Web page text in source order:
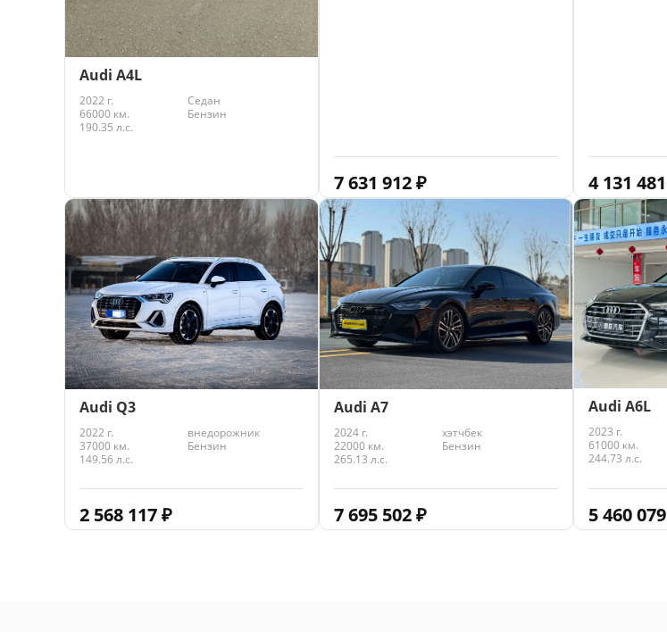
Audi A4L
2022 г.
Седан
66000 км.
Бензин
190.35 л.с.
4 139 118₽
7 631 912₽ 4 131 481
Audi Q3
2022 г.
внедорожник
37000 км.
Бензин
149.56 л.с.
2 568 117₽
Audi A7
2024 г.
хэтчбек
22000 км.
Бензин
265.13 л.с.
7 695 502₽
Audi A6L
2023 г.
61000 км.
244.73 л.с.
5 460 079